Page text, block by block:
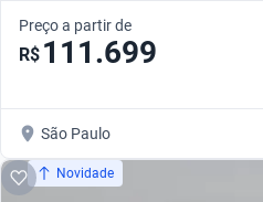
Preço a partir de
R$ 111.699
São Paulo
Novidade